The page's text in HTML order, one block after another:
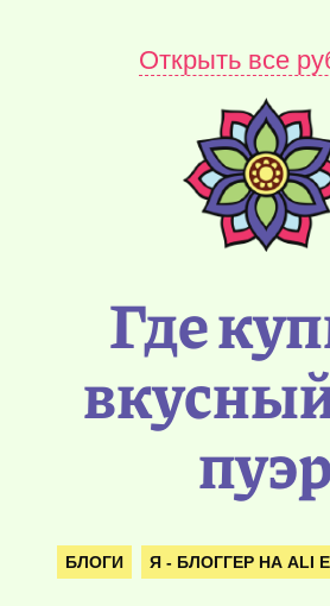
Открыть все
Где
БЛОГИ Я - БЛОГГЕР НА ALI